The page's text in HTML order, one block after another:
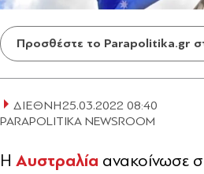
Προσθέστε το Parapolitika.gr
ΔΙΕΘΝΗ25.03.2022 08:40
PARAPOLITIKA NEWSROOM
Η Αυστραλία ανακοίνωσε